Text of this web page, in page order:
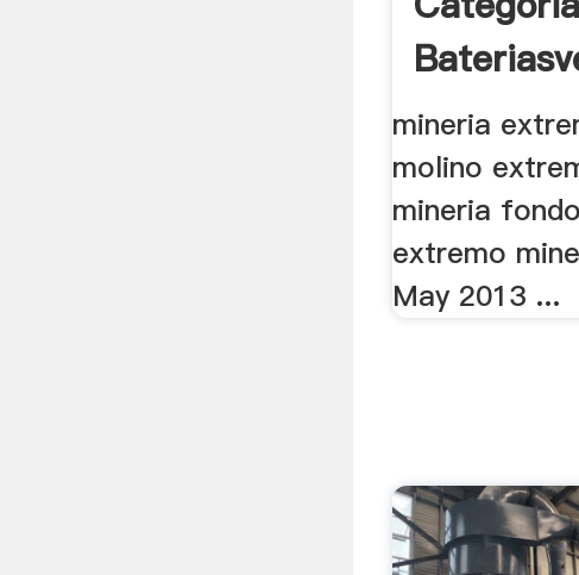
mineria
molino
mineria
extremo
May 2013 ...